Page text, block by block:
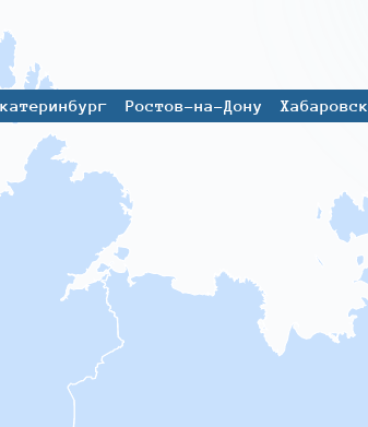
Ростов-на-Дону Хабаровск